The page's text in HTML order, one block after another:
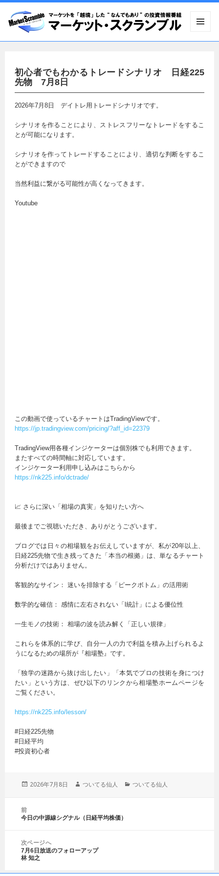
初心者でもわかるトレードシナリオ 日経225
先物 7月8日
2026年7月8日 デイトレ用トレードシナリオです。
シナリオを作ることにより、ストレスフリーなトレードをするこ
とが可能になります。
シナリオを作ってトレードすることにより、適切な判断をするこ
とができますので
当然利益に繋がる可能性が高くなってきます。
Youtube
この動画で使っているチャートはTradingViewです。
https://jp.tradingview.com/pricing/?aff_id=22379
TradingView用各種インジケーターは個別株でも利用できます。
またすべての時間軸に対応しています。
インジケーター利用申し込みはこちらから
https://nk225.info/dctrade/
📈 さらに深い「相場の真実」を知りたい方へ
最後までご視聴いただき、ありがとうございます。
ブログでは日々の相場観をお伝えしていますが、私が20年以上、
日経225先物で生き残ってきた「本当の根拠」は、単なるチャート
分析だけではありません。
客観的なサイン： 迷いを排除する「ピークボトム」の活用術
数学的な確信： 感情に左右されない「l統計」による優位性
一生モノの技術： 相場の波を読み解く「正しい規律」
これらを体系的に学び、自分一人の力で利益を積み上げられるよ
うになるための場所が『相場塾』です。
「独学の迷路から抜け出したい」「本気でプロの技術を身につけ
たい」という方は、ぜひ以下のリンクから相場塾ホームページを
ご覧ください。
https://nk225.info/lesson/
#日経225先物
#日経平均
#投資初心者
投
2026年7月8日
作
ついてる仙人
カ
ついてる仙人
前
前
投
稿:
今日の中源線シグナル（日経平均株価）
次ページへ
次
の
投
7月6日放送のフォローアップ
林 知之